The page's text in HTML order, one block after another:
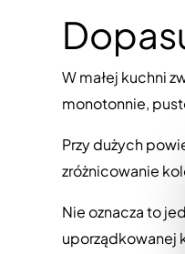
W małej kuchni
monotonnie,
Przy dużych
zróżnicowanie
Nie oznacza to
uporządkowanej